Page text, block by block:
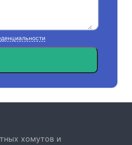
хомутов и